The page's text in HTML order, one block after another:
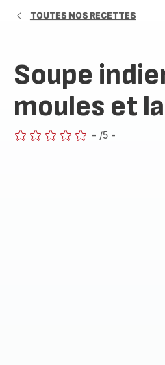
TOUTES NOS RECETTES
Soupe
moules et
- /5 -